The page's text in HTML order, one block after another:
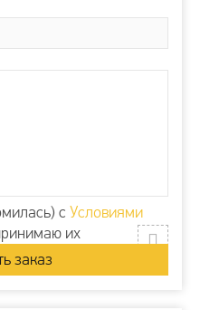
с Условиями
их